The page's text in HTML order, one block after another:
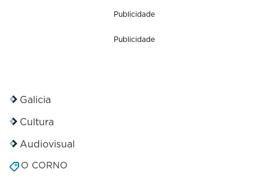
Publicidade
Publicidade
Galicia
Cultura
Audiovisual
O CORNO